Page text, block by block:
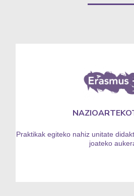
Praktikak egiteko nahiz unitate
joateko